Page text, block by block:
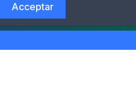
Acceptar